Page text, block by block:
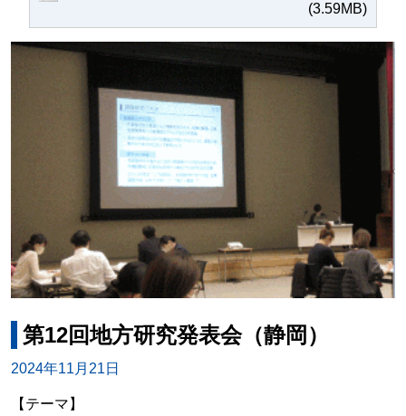
(3.59MB)
第12回地方研究発表会（静岡）
2024年11月21日
【テーマ】